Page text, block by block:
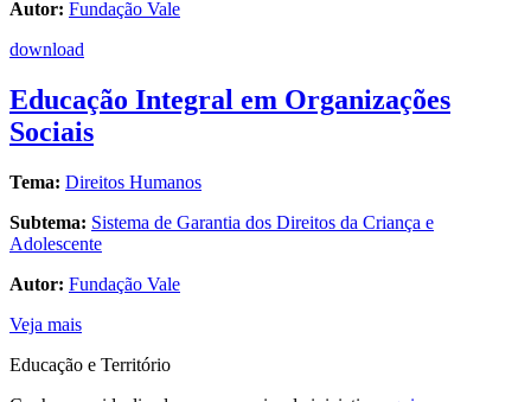
Autor: Fundação Vale
download
Educação Integral em Organizações
Sociais
Tema: Direitos Humanos
Subtema: Sistema de Garantia dos Direitos da Criança e
Adolescente
Autor: Fundação Vale
Veja mais
Educação e Território